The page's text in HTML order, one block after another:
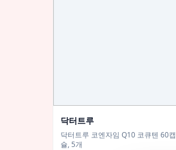
닥터트루
닥터트루 코엔자임 Q10 코큐텐 60캡
슐, 5개